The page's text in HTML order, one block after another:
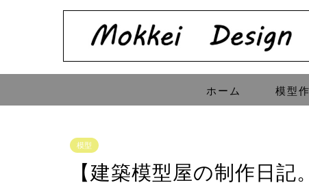
ホーム 模型
模型
【建築模型屋の制作日記